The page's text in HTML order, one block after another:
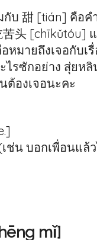
บ 甜 [tián] คือค
头 [chīkǔtóu]
มายถึงเจอกับเรื่
รซักอย่าง สุ่ยหลิ
องเจอนะคะ
ช่น บอกเพื่อนแ
mǐ]